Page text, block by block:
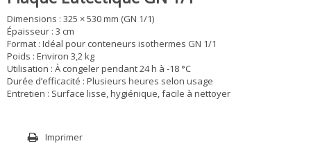
Dimensions : 325 × 530 mm (GN 1/1)
Épaisseur : 3 cm
Format : Idéal pour conteneurs isothermes GN 1/1
Poids : Environ 3,2 kg
Utilisation : À congeler pendant 24 h à -18 °C
Durée d’efficacité : Plusieurs heures selon usage
Entretien : Surface lisse, hygiénique, facile à nettoyer
Imprimer